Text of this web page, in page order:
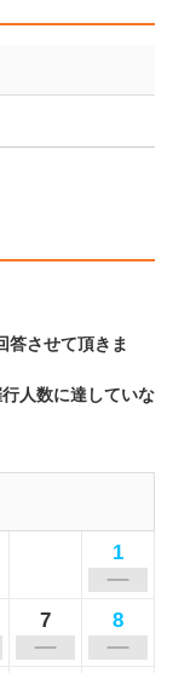
させて頂きま
人数に達していな
1
7 8